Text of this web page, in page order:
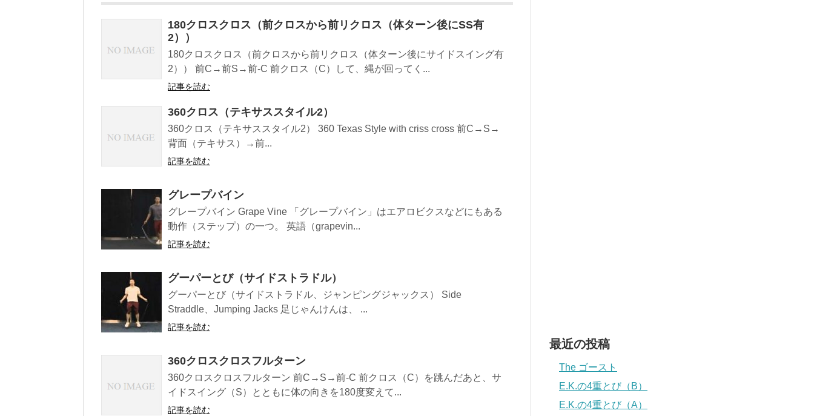
180クロスクロス（前クロスから前リクロス（体ターン後にSS有
2））
180クロスクロス（前クロスから前リクロス（体ターン後にサイドスイング有
2）） 前C→前S→前-C 前クロス（C）して、縄が回ってく...
記事を読む
360クロス（テキサススタイル2）
360クロス（テキサススタイル2） 360 Texas Style with criss cross 前C→S→
背面（テキサス）→前...
記事を読む
グレープバイン
グレープバイン Grape Vine 「グレープバイン」はエアロビクスなどにもある
動作（ステップ）の一つ。 英語（grapevin...
記事を読む
グーパーとび（サイドストラドル）
グーパーとび（サイドストラドル、ジャンピングジャックス） Side
Straddle、Jumping Jacks 足じゃんけんは、 ...
記事を読む
360クロスクロスフルターン
360クロスクロスフルターン 前C→S→前-C 前クロス（C）を跳んだあと、サ
イドスイング（S）とともに体の向きを180度変えて...
記事を読む
最近の投稿
The ゴースト
E.K.の4重とび（B）
E.K.の4重とび（A）